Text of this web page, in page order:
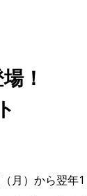
！
月）から翌年1